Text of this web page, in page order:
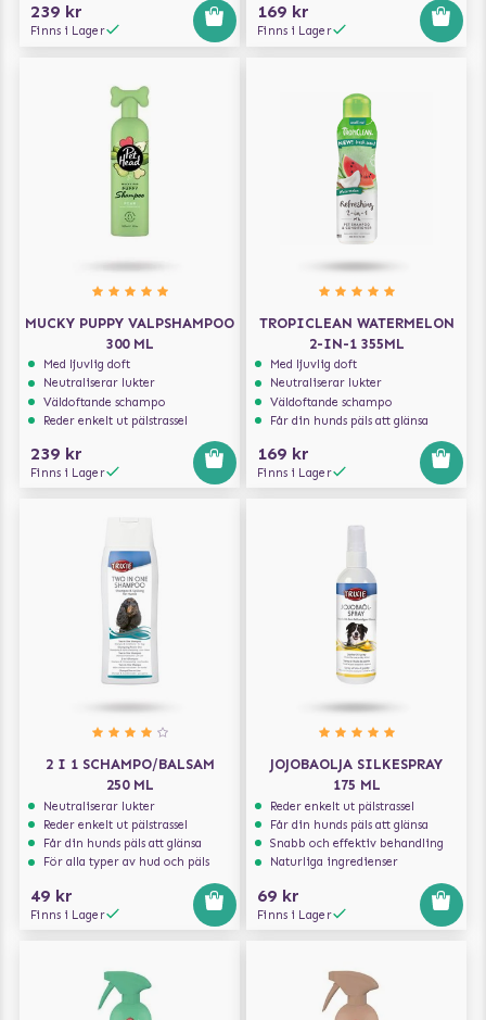
239 kr
Finns i Lager
169 kr
Finns i Lager
MUCKY PUPPY VALPSHAMPOO
300 ML
Med ljuvlig doft
Neutraliserar lukter
Väldoftande schampo
Reder enkelt ut pälstrassel
239 kr
Finns i Lager
TROPICLEAN WATERMELON
2-IN-1 355ML
Med ljuvlig doft
Neutraliserar lukter
Väldoftande schampo
Får din hunds päls att glänsa
169 kr
Finns i Lager
2 I 1 SCHAMPO/BALSAM
250 ML
Neutraliserar lukter
Reder enkelt ut pälstrassel
Får din hunds päls att glänsa
För alla typer av hud och päls
49 kr
Finns i Lager
JOJOBAOLJA SILKESPRAY
175 ML
Reder enkelt ut pälstrassel
Får din hunds päls att glänsa
Snabb och effektiv behandling
Naturliga ingredienser
69 kr
Finns i Lager